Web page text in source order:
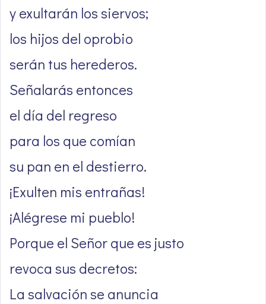
y exultarán los siervos;
los hijos del oprobio
serán tus herederos.
Señalarás entonces
el día del regreso
para los que comían
su pan en el destierro.
¡Exulten mis entrañas!
¡Alégrese mi pueblo!
Porque el Señor que es justo
revoca sus decretos:
La salvación se anuncia